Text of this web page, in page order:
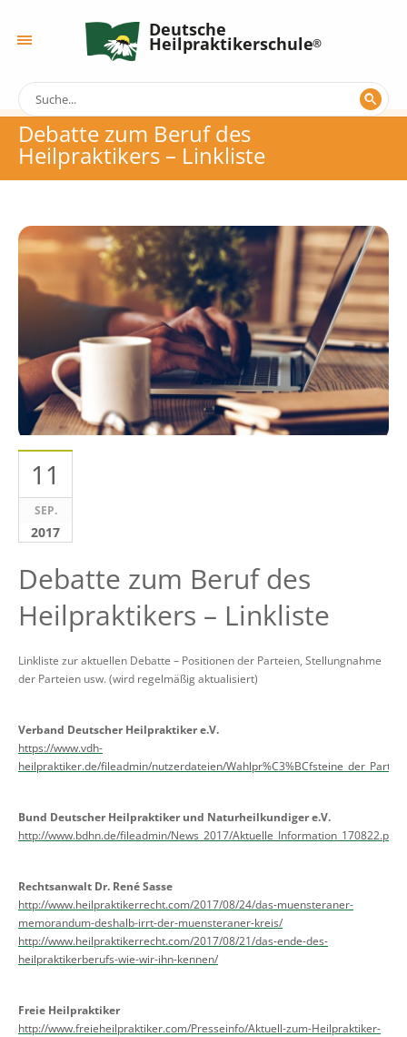
Deutsche
Heilpraktikerschule
Debatte zum Beruf des
Heilpraktikers – Linkliste
11
SEP.
2017
Debatte zum Beruf des
Heilpraktikers – Linkliste
Linkliste zur aktuellen Debatte – Positionen der Parteien, Stellungnahme
der Parteien usw. (wird regelmäßig aktualisiert)
Verband Deutscher Heilpraktiker e.V.
https://www.vdh-
heilpraktiker.de/fileadmin/nutzerdateien/
Bund Deutscher Heilpraktiker und Naturheilkundiger e.V.
http://www.bdhn.de/fileadmin/News_2017/Aktuelle_Information_170822.pdf
Rechtsanwalt Dr. René Sasse
http://www.heilpraktikerrecht.com/2017/08/24/das-muensteraner-
memorandum-deshalb-irrt-der-muensteraner-kreis/
http://www.heilpraktikerrecht.com/2017/08/21/das-ende-des-
heilpraktikerberufs-wie-wir-ihn-kennen/
Freie Heilpraktiker
http://www.freieheilpraktiker.com/Presseinfo/Aktuell-zum-Heilpraktiker-